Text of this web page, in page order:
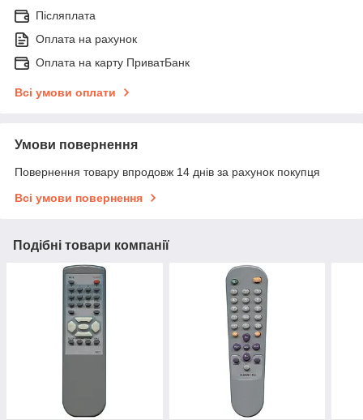
Післяплата
Оплата на рахунок
Оплата на карту ПриватБанк
Всі умови оплати
Умови повернення
Повернення товару впродовж 14 днів за рахунок покупця
Всі умови повернення
Подібні товари компанії